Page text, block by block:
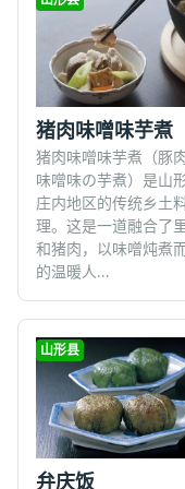
猪肉味噌味芋煮
猪肉味噌味芋煮（豚
味噌味の芋煮）是山
庄内地区的传统乡土
理。这是一道融合了
和猪肉，以味噌炖煮
的温暖人...
山形县
弁庆饭